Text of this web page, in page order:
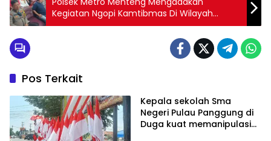
Kegiatan Ngopi Kamtibmas Di Wilayah
Kelurahan Pegangsaan
Pos Terkait
Kepala sekolah Sma
Negeri Pulau Panggung di
Duga kuat memanipulasi